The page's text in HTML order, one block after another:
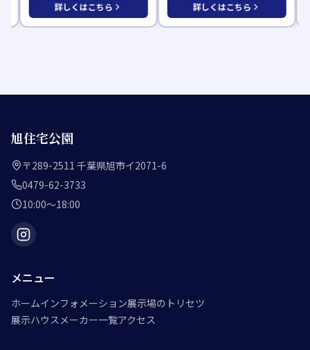
詳しくはこちら
詳しくはこちら
旭住宅公園
〒289-2511 千葉県旭市イ2071-6
0479-62-3733
10:00〜18:00
メニュー
ホームインフォメーション展示場のトリセツ
展示ハウスメーカー一覧アクセス